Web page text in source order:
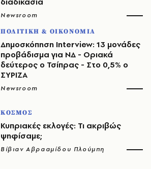
Newsroom
ΠΟΛΙΤΙΚΗ & ΟΙΚΟΝΟΜΙΑ
Δημοσκόπηση Interview: 13 μονάδες
προβάδισμα για ΝΔ - Οριακά
δεύτερος ο Τσίπρας - Στο 0,5% ο
ΣΥΡΙΖΑ
Newsroom
ΚΟΣΜΟΣ
Κυπριακές εκλογές: Τι ακριβώς
ψηφίσαμε;
Βίβιαν Αβρααμίδου Πλούμπη